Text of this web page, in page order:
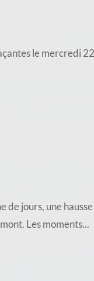
le mercredi
de jours, une
Les moments...